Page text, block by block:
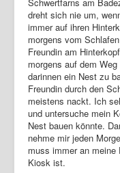
dreht sich nie um,
immer auf ihren
morgens vom
Freundin am
morgens auf dem
darinnen ein Nest zu
Freundin durch den
meistens nackt. Ich
und untersuche mein
Nest bauen könnte.
nehme mir jeden
muss immer an meine
Kiosk ist.